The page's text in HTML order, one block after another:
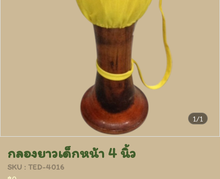
1/1
กลองยาวเด็กหน้า 4 นิ้ว
SKU : TED-4016